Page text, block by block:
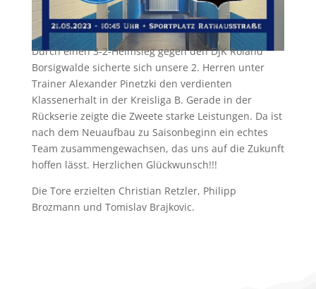
Durch einen 3-2-Heimsieg gegen den DJK Roland
Borsigwalde sicherte sich unsere 2. Herren unter
Trainer Alexander Pinetzki den verdienten
Klassenerhalt in der Kreisliga B. Gerade in der
Rückserie zeigte die Zweete starke Leistungen. Da ist
nach dem Neuaufbau zu Saisonbeginn ein echtes
Team zusammengewachsen, das uns auf die Zukunft
hoffen lässt. Herzlichen Glückwunsch!!!
Die Tore erzielten Christian Retzler, Philipp
Brozmann und Tomislav Brajkovic.